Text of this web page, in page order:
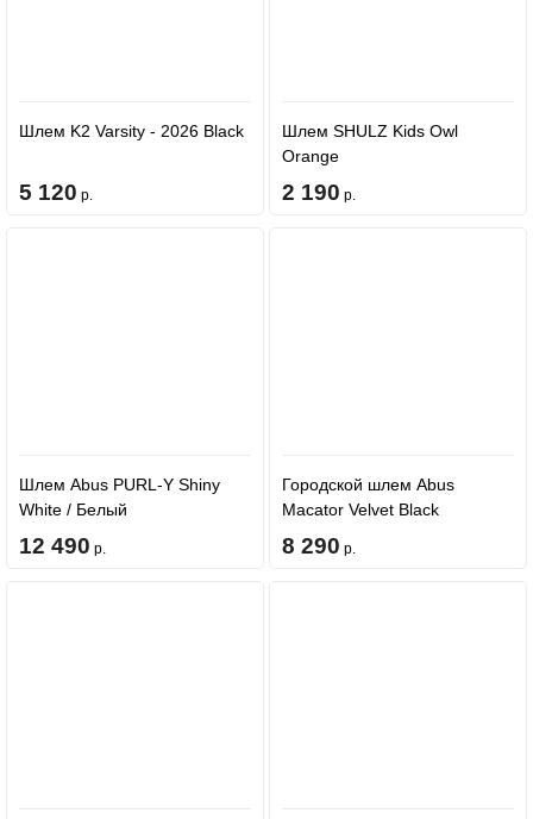
Шлем K2 Varsity - 2026 Black
5 120 р.
Шлем SHULZ Kids Owl
Orange
2 190 р.
Шлем Abus PURL-Y Shiny
White / Белый
12 490 р.
Городской шлем Abus
Macator Velvet Black
8 290 р.